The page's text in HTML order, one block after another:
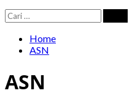
Cari
untuk:
Home
ASN
ASN